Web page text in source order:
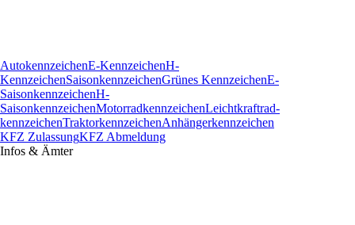
AutokennzeichenE-KennzeichenH-
KennzeichenSaisonkennzeichenGrünes KennzeichenE-
SaisonkennzeichenH-
SaisonkennzeichenMotorradkennzeichenLeichtkraftrad­
kennzeichenTraktorkennzeichenAnhängerkennzeichen
KFZ ZulassungKFZ Abmeldung
Infos & Ämter